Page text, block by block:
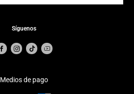
Síguenos
Medios de pago